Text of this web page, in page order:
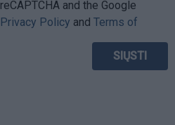
reCAPTCHA and the Google
Privacy Policy and Terms of